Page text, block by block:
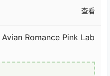
查看
Romance Pink Lab